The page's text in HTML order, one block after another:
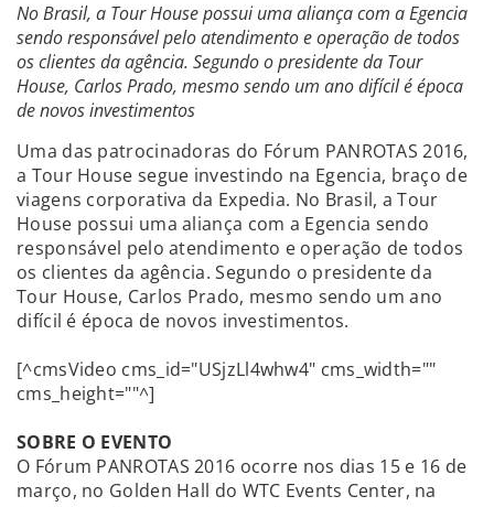
No Brasil, a Tour House possui uma aliança com a Egencia
sendo responsável pelo atendimento e operação de todos
os clientes da agência. Segundo o presidente da Tour
House, Carlos Prado, mesmo sendo um ano difícil é época
de novos investimentos
Uma das patrocinadoras do Fórum PANROTAS 2016,
a Tour House segue investindo na Egencia, braço de
viagens corporativa da Expedia. No Brasil, a Tour
House possui uma aliança com a Egencia sendo
responsável pelo atendimento e operação de todos
os clientes da agência. Segundo o presidente da
Tour House, Carlos Prado, mesmo sendo um ano
difícil é época de novos investimentos.
[^cmsVideo cms_id="USjzLl4whw4" cms_width=""
cms_height=""^]
SOBRE O EVENTO
O Fórum PANROTAS 2016 ocorre nos dias 15 e 16 de
março, no Golden Hall do WTC Events Center, na